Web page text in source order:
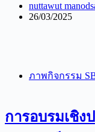
nuttawut
26/03/2025
ภาพกิจกรรม
การอบรมเชิ